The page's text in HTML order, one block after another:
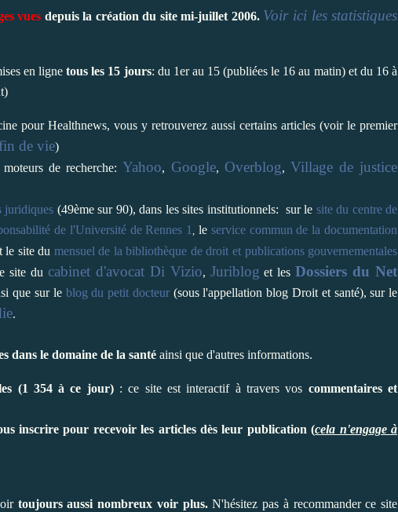
vues depuis la création du site mi-juillet 2006. Voir ici les statistiques
en lignetous les 15 jours: du 1er au 15 (publiées le 16 au matin) et du 16 à
pour Healthnews, vous y retrouverez aussi certains articles (voir le premier
de vie)
de recherche: Yahoo, Google, Overblog, Village de justice
juridiques (49ème sur 90), dans les sites institutionnels: sur le site du centre de
de l'Université de Rennes 1
le service commun de la documentation
le site du mensuel de la bibliothèque de droit et publications gouvernementales
site ducabinet d'avocat Di Vizio, Juriblog et les Dossiers du Net
que sur le blog du petit docteur (sous l'appellation blog Droit et santé), sur le
.
dans le domaine de la santé ainsi que d'autres informations.
(1 354 à ce jour): ce site est interactif à travers vos commentaires et
inscrire pour recevoir les articles dès leur publication (cela n'engage à
toujours aussi nombreux voir plus.N'hésitez pas à recommander ce site